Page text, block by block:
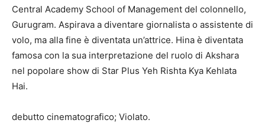
Central Academy School of Management del colonnello,
Gurugram. Aspirava a diventare giornalista o assistente di
volo, ma alla fine è diventata un’attrice. Hina è diventata
famosa con la sua interpretazione del ruolo di Akshara
nel popolare show di Star Plus Yeh Rishta Kya Kehlata
Hai.
debutto cinematografico; Violato.